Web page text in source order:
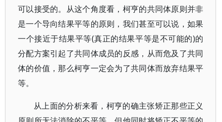
可以接受的。从这个角度看，柯亨的共同体原则并非
是一个导向结果平等的原则，我们甚至可以说，如果
一个接近于结果平等(真正的结果平等是不可能的)的
分配方案引起了共同体成员的反感，从而危及了共同
体的价值，那么柯亨一定会为了共同体而放弃结果平
等。
从上面的分析来看，柯亨的确主张矫正那些正义